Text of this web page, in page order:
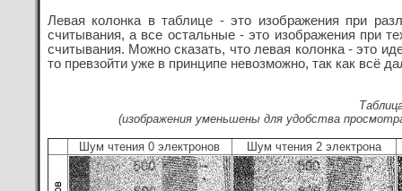
Левая колонка в таблице - это изображения при
считывания, а все остальные - это изображения при
считывания. Можно сказать, что левая колонка - это
то превзойти уже в принципе невозможно, так как всё
(изображения уменьшены для удобства
Шум чтения 0 электронов Шум чтения 2 электрона